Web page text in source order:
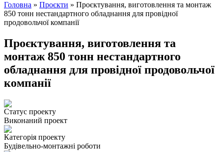
Головна » Проєкти » Проєктування, виготовлення та монтаж
850 тонн нестандартного обладнання для провідної
продовольчої компанії
Проєктування, виготовлення та
монтаж 850 тонн нестандартного
обладнання для провідної продовольчої
компанії
Статус проекту
Виконаний проект
Категорія проекту
Будівельно-монтажні роботи